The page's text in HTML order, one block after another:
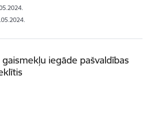
iegāde pašvaldības